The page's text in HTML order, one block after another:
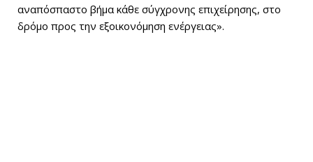
αναπόσπαστο βήμα κάθε σύγχρονης επιχείρησης, στο
δρόμο προς την εξοικονόμηση ενέργειας».